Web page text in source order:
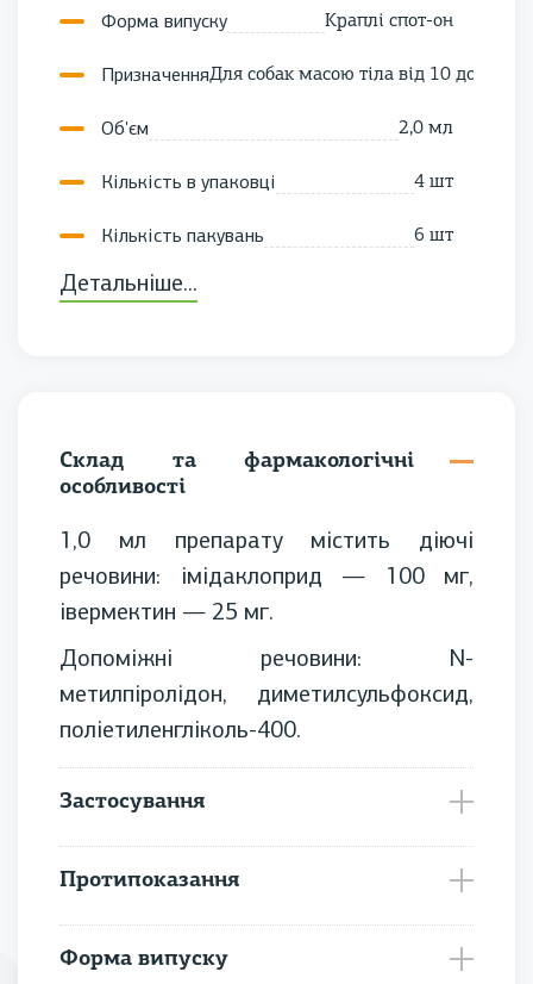
Форма випуску Краплі спот-он
ПризначенняДля собак масою тіла від 10 до 20 кг
Об'єм 2,0 мл
Кількість в упаковці 4 шт
Кількість пакувань 6 шт
Вид упаковки
Рекомендований вік Від 10 тижнів
Реєстраційне посвідчення АВ-5889-03-15
Детальніше...
Склад та фармакологічні
особливості
1,0 мл препарату містить діючі
речовини: імідаклоприд — 100 мг,
івермектин — 25 мг.
Допоміжні речовини: N-
метилпіролідон, диметилсульфоксид,
поліетиленгліколь-400.
Застосування
Протипоказання
Форма випуску